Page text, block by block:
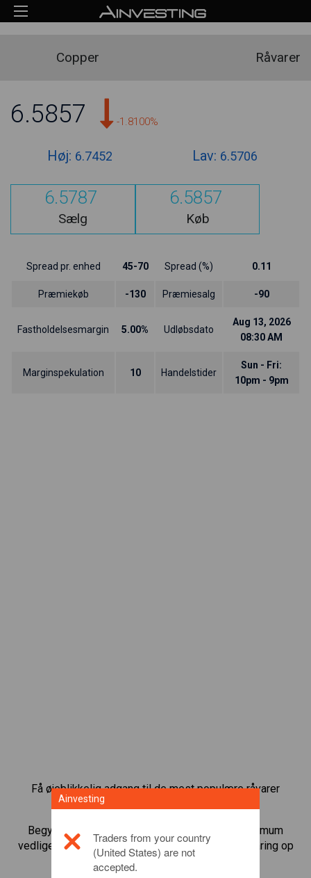
Copper Råvarer
6.5857 -1.8100%
Høj: 6.7452 Lav: 6.5706
6.5787
Sælg
6.5857
Køb
Spread pr. enhed 45-70 Spread (%) 0.11
Præmiekøb -130 Præmiesalg -90
Fastholdelsesmargin 5.00% Udløbsdato
Aug 13, 2026
08:30 AM
Marginspekulation 10 Handelstider
Sun - Fri:
10pm - 9pm
Få øjeblikkelig adgang til de mest populære råvarer
direkte på vores CFD-handelsplatform.
Begynd at handle CFD’er med
med minimum
vedligeholdelsesmargin, bedste eksekvering, gearing op
til 1:200.
Ainvesting
Traders from your country
(United States) are not
accepted.